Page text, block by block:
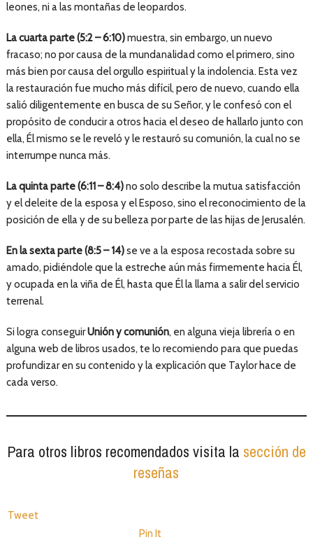
leones, ni a las montañas de leopardos.
La cuarta parte (5:2 – 6:10)muestra, sin embargo, un nuevo
fracaso; no por causa de la mundanalidad como el primero, sino
más bien por causa del orgullo espiritual y la indolencia. Esta vez
la restauración fue mucho más difícil, pero de nuevo, cuando ella
salió diligentemente en busca de su Señor, y le confesó con el
propósito de conducir a otros hacia el deseo de hallarlo junto con
ella, Él mismo se le reveló y le restauró su comunión, la cual no se
interrumpe nunca más.
La quinta parte (6:11 – 8:4)no solo describe la mutua satisfacción
y el deleite de la esposa y el Esposo, sino el reconocimiento de la
posición de ella y de su belleza por parte de las hijas de Jerusalén.
En la sexta parte (8:5 – 14)se ve a la esposa recostada sobre su
amado, pidiéndole que la estreche aún más firmemente hacia Él,
y ocupada en la viña de Él, hasta que Él la llama a salir del servicio
terrenal.
Si logra conseguirUnión y comunión, en alguna vieja librería o en
alguna web de libros usados, te lo recomiendo para que puedas
profundizar en su contenido y la explicación que Taylor hace de
cada verso.
Para otros libros recomendados visita la sección de
reseñas
Tweet
Pin It